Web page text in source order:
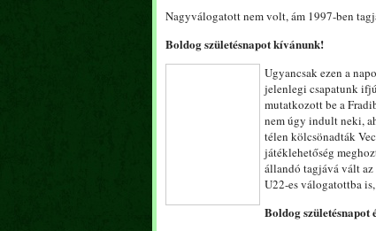
Nagyválogatott nem volt, ám 1997-ben
Boldog születésnapot kívánunk!
Ugyancsak ezen a
jelenlegi csapatunk
mutatkozott be a
nem úgy indult neki,
télen kölcsönadták
játéklehetőség
állandó tagjává vált az
U22-es válogatottba
Boldog születésnapot